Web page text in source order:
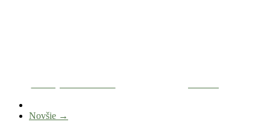
novinky
konopnejNovšie →